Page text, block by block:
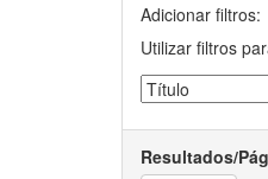
Adicionar filtros:
Utilizar filtros
Resultados/